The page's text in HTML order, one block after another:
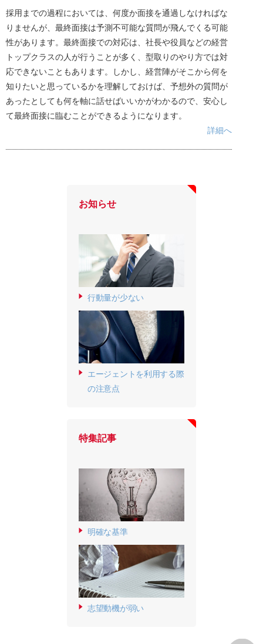
採用までの過程においては、何度か面接を通過しなければな
りませんが、最終面接は予測不可能な質問が飛んでくる可能
性があります。最終面接での対応は、社長や役員などの経営
トップクラスの人が行うことが多く、型取りのやり方では対
応できないこともあります。しかし、経営陣がそこから何を
知りたいと思っているかを理解しておけば、予想外の質問が
あったとしても何を軸に話せばいいかがわかるので、安心し
て最終面接に臨むことができるようになります。
詳細へ
お知らせ
行動量が少ない
エージェントを利用する際
の注意点
特集記事
明確な基準
志望動機が弱い